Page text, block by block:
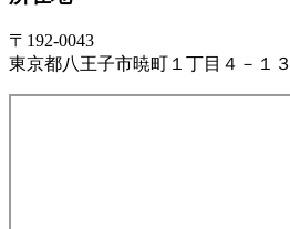
〒192-0043
東京都八王子市暁町１丁目４－１３